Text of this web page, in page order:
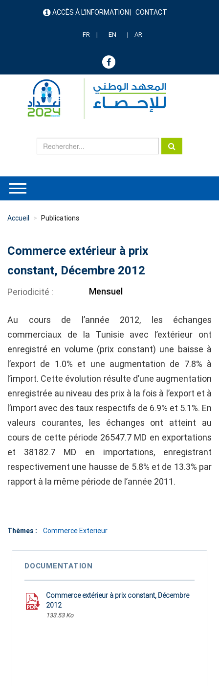
menu ACCÈS À L'INFORMATION CONTACT
FR EN AR
Accueil Publications
Commerce extérieur à prix
constant, Décembre 2012
Periodicité Mensuel
Au cours de l’année 2012, les échanges
commerciaux de la Tunisie avec l’extérieur ont
enregistré en volume (prix constant) une baisse à
l’export de 1.0% et une augmentation de 7.8% à
l’import. Cette évolution résulte d’une augmentation
enregistrée au niveau des prix à la fois à l’export et à
l’import avec des taux respectifs de 6.9% et 5.1%. En
valeurs courantes, les échanges ont atteint au
cours de cette période 26547.7 MD en exportations
et 38182.7 MD en importations, enregistrant
respectivement une hausse de 5.8% et de 13.3% par
rapport à la même période de l’année 2011.
Thèmes : Commerce Exterieur
DOCUMENTATION
Commerce extérieur à prix constant, Décembre
2012
133.53 Ko